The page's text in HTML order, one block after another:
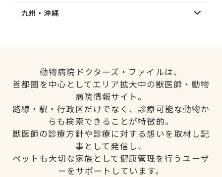
九州・沖縄
動物病院ドクターズ・ファイルは、
首都圏を中心としてエリア拡大中の獣医師・動物
病院情報サイト。
路線・駅・行政区だけでなく、診療可能な動物か
らも検索できることが特徴的。
獣医師の診療方針や診療に対する想いを取材し記
事として発信し、
ペットも大切な家族として健康管理を行うユーザ
ーをサポートしています。